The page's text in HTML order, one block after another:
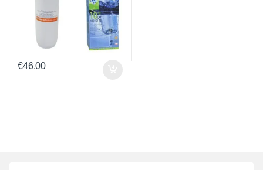
€46.00